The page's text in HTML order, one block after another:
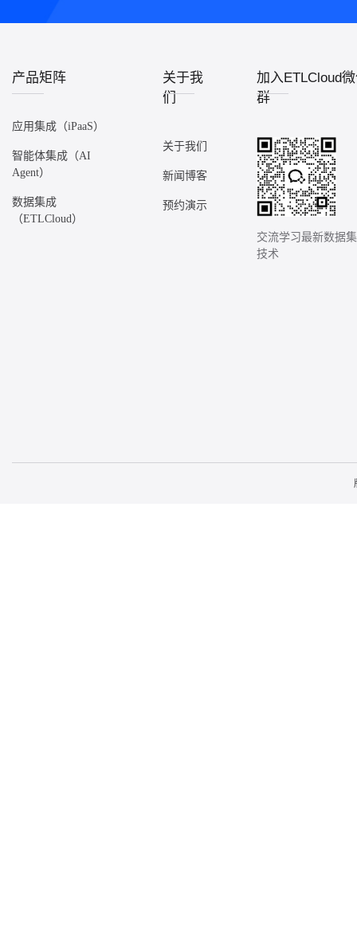
产品矩阵
应用集成（iPaaS）
智能体集成（AI
Agent）
数据集成
（ETLCloud）
关于我
们
关于我们
新闻博客
预约演示
加入ETLCloud
群
交流学习最新数据
技术